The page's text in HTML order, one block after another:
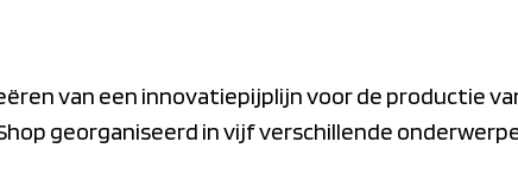
van een innovatiepijplijn voor de productie
georganiseerd in vijf verschillende